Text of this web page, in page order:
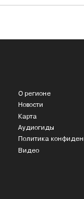
О регионе
Новости
Карта
Аудиогиды
Политика
Видео